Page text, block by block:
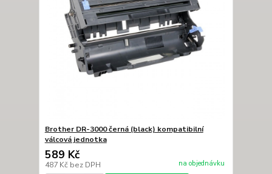
Brother DR-3000 černá (black) kompatibilní
válcová jednotka
589 Kč
487 Kč bez DPH na objednávku